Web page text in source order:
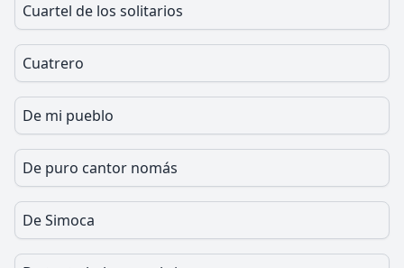
Cuartel de los solitarios
Cuatrero
De mi pueblo
De puro cantor nomás
De Simoca